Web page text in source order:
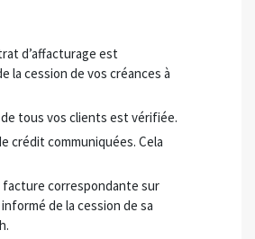
d’affacturage est
la cession de vos créances à
tous vos clients est vérifiée.
crédit communiquées. Cela
correspondante sur
de la cession de sa